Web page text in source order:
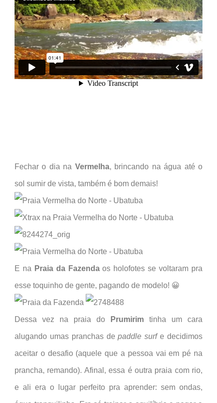
Fechar o dia na Vermelha, brincando na água até o
sol sumir de vista, também é bom demais!
E na Praia da Fazendaos holofotes se voltaram pra
esse toquinho de gente, pagando de modelo! 😀
Dessa vez na praia do Prumirim tinha um cara
alugando umas pranchas depaddle surfe decidimos
aceitar o desafio (aquele que a pessoa vai em pé na
prancha, remando). Afinal, essa é outra praia com rio,
e ali era o lugar perfeito pra aprender: sem ondas,